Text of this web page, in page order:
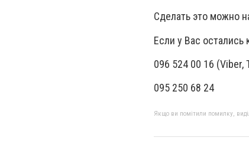
Сделать это можно
Если у Вас
096 524 00 16 (Viber,
095 250 68 24
Якщо ви помітили помилку,